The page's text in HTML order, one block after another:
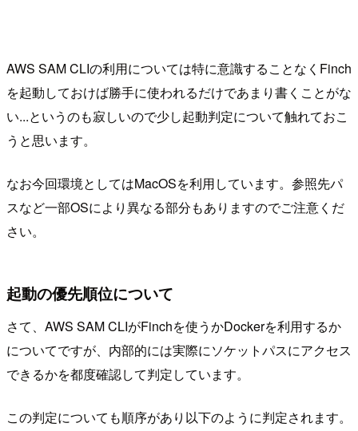
AWS SAM CLIの利用については特に意識することなくFinch
を起動しておけば勝手に使われるだけであまり書くことがな
い...というのも寂しいので少し起動判定について触れておこ
うと思います。
なお今回環境としてはMacOSを利用しています。参照先パ
スなど一部OSにより異なる部分もありますのでご注意くだ
さい。
起動の優先順位について
さて、AWS SAM CLIがFinchを使うかDockerを利用するか
についてですが、内部的には実際にソケットパスにアクセス
できるかを都度確認して判定しています。
この判定についても順序があり以下のように判定されます。